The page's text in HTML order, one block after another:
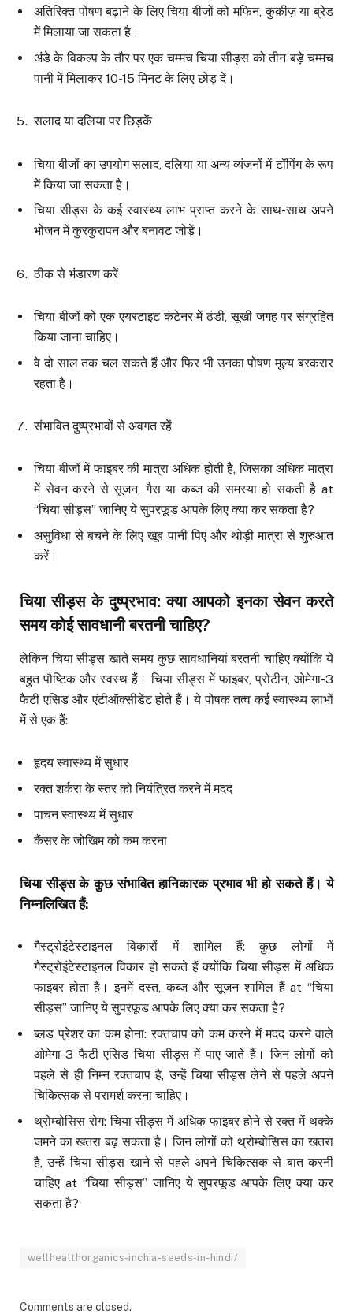
अतिरिक्त पोषण बढ़ाने के लिए चिया बीजों को मफिन, कुकीज़ या ब्रेड
में मिलाया जा सकता है।
अंडे के विकल्प के तौर पर एक चम्मच चिया सीड्स को तीन बड़े चम्मच
पानी में मिलाकर 10-15 मिनट के लिए छोड़ दें।
सलाद या दलिया पर छिड़कें
चिया बीजों का उपयोग सलाद, दलिया या अन्य व्यंजनों में टॉपिंग के रूप
में किया जा सकता है।
चिया सीड्स के कई स्वास्थ्य लाभ प्राप्त करने के साथ-साथ अपने
भोजन में कुरकुरापन और बनावट जोड़ें।
ठीक से भंडारण करें
चिया बीजों को एक एयरटाइट कंटेनर में ठंडी, सूखी जगह पर संग्रहित
किया जाना चाहिए।
वे दो साल तक चल सकते हैं और फिर भी उनका पोषण मूल्य बरकरार
रहता है।
संभावित दुष्प्रभावों से अवगत रहें
चिया बीजों में फाइबर की मात्रा अधिक होती है, जिसका अधिक मात्रा
में सेवन करने से सूजन, गैस या कब्ज की समस्या हो सकती है at
“चिया सीड्स” जानिए ये सुपरफूड आपके लिए क्या कर सकता है?
असुविधा से बचने के लिए खूब पानी पिएं और थोड़ी मात्रा से शुरुआत
करें।
चिया सीड्स के दुष्प्रभाव:क्या आपको इनका सेवन करते
समय कोई सावधानी बरतनी चाहिए?
लेकिन चिया सीड्स खाते समय कुछ सावधानियां बरतनी चाहिए क्योंकि ये
बहुत पौष्टिक और स्वस्थ हैं। चिया सीड्स में फाइबर, प्रोटीन, ओमेगा-3
फैटी एसिड और एंटीऑक्सीडेंट होते हैं। ये पोषक तत्व कई स्वास्थ्य लाभों
में से एक हैं:
हृदय स्वास्थ्य में सुधार
रक्त शर्करा के स्तर को नियंत्रित करने में मदद
पाचन स्वास्थ्य में सुधार
कैंसर के जोखिम को कम करना
चिया सीड्स के कुछ संभावित हानिकारक प्रभाव भी हो सकते हैं। ये
निम्नलिखित हैं:
गैस्ट्रोइंटेस्टाइनल विकारों में शामिल हैं: कुछ लोगों में
गैस्ट्रोइंटेस्टाइनल विकार हो सकते हैं क्योंकि चिया सीड्स में अधिक
फाइबर होता है। इनमें दस्त, कब्ज और सूजन शामिल हैं at “चिया
सीड्स” जानिए ये सुपरफूड आपके लिए क्या कर सकता है?
ब्लड प्रेशर का कम होना: रक्तचाप को कम करने में मदद करने वाले
ओमेगा-3 फैटी एसिड चिया सीड्स में पाए जाते हैं। जिन लोगों को
पहले से ही निम्न रक्तचाप है, उन्हें चिया सीड्स लेने से पहले अपने
चिकित्सक से परामर्श करना चाहिए।
थ्रोम्बोसिस रोग: चिया सीड्स में अधिक फाइबर होने से रक्त में थक्के
जमने का खतरा बढ़ सकता है। जिन लोगों को थ्रोम्बोसिस का खतरा
है, उन्हें चिया सीड्स खाने से पहले अपने चिकित्सक से बात करनी
चाहिए at “चिया सीड्स” जानिए ये सुपरफूड आपके लिए क्या कर
सकता है?
wellhealthorganics-inchia-seeds-in-hindi/
Comments are closed.